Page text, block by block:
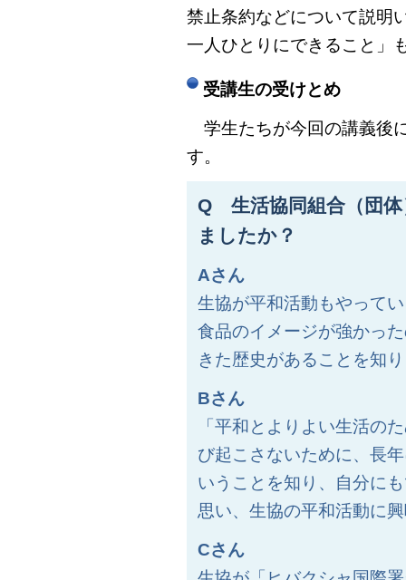
禁止条約などについて説明
一人ひとりにできること」
受講生の受けとめ
学生たちが今回の講義後
す。
Q 生活協同組合（団
ましたか？
Aさん
生協が平和活動もやって
食品のイメージが強かっ
きた歴史があることを知
Bさん
「平和とよりよい生活の
び起こさないために、長
いうことを知り、自分に
思い、生協の平和活動に
Cさん